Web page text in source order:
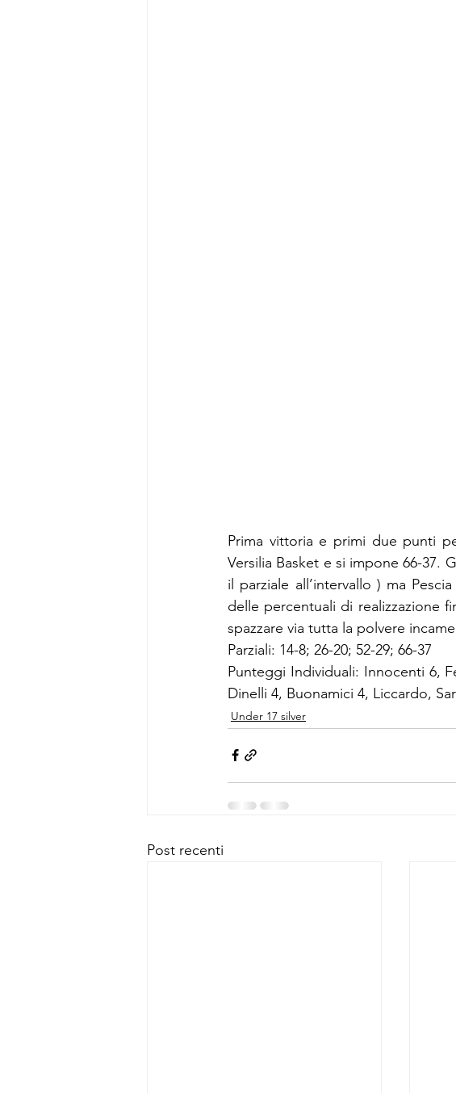
Prima vittoria e primi due punti
Versilia Basket e si impone 66-37.
il parziale all’intervallo ) ma
delle percentuali di realizzazione
spazzare via tutta la polvere
Parziali: 14-8; 26-20; 52-29; 66-37
Punteggi Individuali: Innocenti 6,
Dinelli 4, Buonamici 4, Liccardo,
Under 17 silver
Post recenti